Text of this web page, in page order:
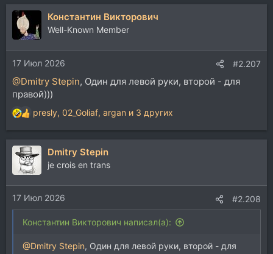
Константин Викторович
Well-Known Member
17 Июл 2026 #2.207
@Dmitry Stepin, Один для левой руки, второй - для
правой)))
Р
е
а
к
и
и
:
presly, 02_Goliaf, argan и 3 других
Dmitry Stepin
je crois en trans
17 Июл 2026 #2.208
Константин Викторович написал(а):
@Dmitry Stepin, Один для левой руки, второй - для